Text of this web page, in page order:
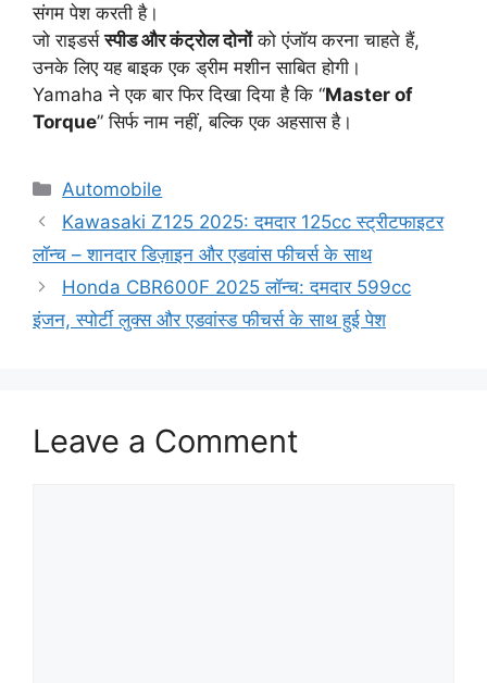
संगम पेश करती है।
जो राइडर्सस्पीड और कंट्रोल दोनोंको एंजॉय करना चाहते हैं,
उनके लिए यह बाइक एक ड्रीम मशीन साबित होगी।
Yamaha ने एक बार फिर दिखा दिया है कि “Master of
Torque” सिर्फ नाम नहीं, बल्कि एक अहसास है।
Categories
Automobile
Kawasaki Z125 2025: दमदार 125cc स्ट्रीटफाइटर
लॉन्च – शानदार डिज़ाइन और एडवांस फीचर्स के साथ
Honda CBR600F 2025 लॉन्च: दमदार 599cc
इंजन, स्पोर्टी लुक्स और एडवांस्ड फीचर्स के साथ हुई पेश
Leave a Comment